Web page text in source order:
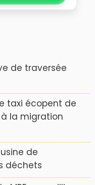
de traversée
taxi écopent de
la migration
de
déchets